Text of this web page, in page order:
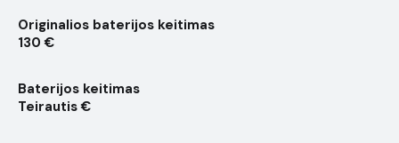
Originalios baterijos keitimas
130 €
Baterijos keitimas
Teirautis €